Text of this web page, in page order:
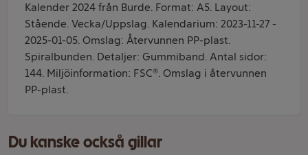
Kalender 2024 från Burde. Format: A5. Layout:
Stående. Vecka/Uppslag. Kalendarium: 2023-11-27 -
2025-01-05. Omslag: Återvunnen PP-plast.
Spiralbunden. Detaljer: Gummiband. Antal sidor:
144. Miljöinformation: FSC®. Omslag i återvunnen
PP-plast.
Du kanske också gillar